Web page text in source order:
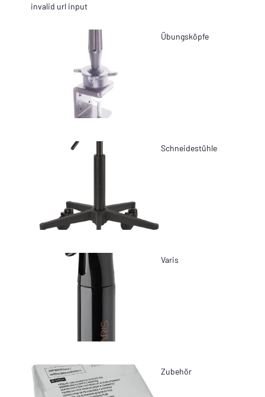
invalid url input
Übungsköpfe
Schneidestühle
Varis
Zubehör